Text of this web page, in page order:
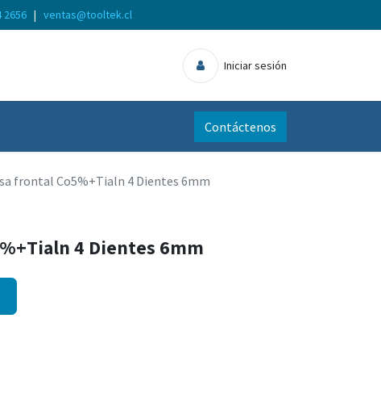
2656 | ventas@tooltek.cl
Iniciar sesión
Contáctenos
frontal Co5%+Tialn 4 Dientes 6mm
4 Dientes 6mm